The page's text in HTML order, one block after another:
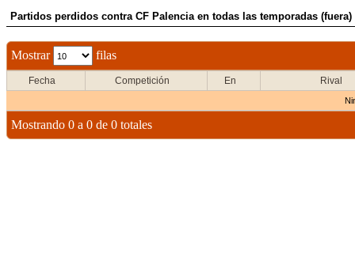
Partidos perdidos contra CF Palencia en todas las temporadas (fuera)
Mostrar filas
Fecha Competición En Rival
Mostrando 0 a 0 de 0 totales